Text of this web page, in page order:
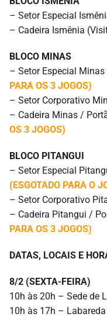
– Setor Especial
– Cadeira Ismênia
BLOCO MINAS
– Setor Especial
PARA OS 3 JOGOS)
– Setor Corporativo
– Cadeira Minas /
OS 3 JOGOS)
BLOCO PITANGUI
– Setor Especial
(ESGOTADO PARA O
– Setor Corporativo
– Cadeira Pitangui /
PARA OS 3 JOGOS)
DATAS, LOCAIS E
8/2 (SEXTA-FEIRA)
10h às 20h – Sede de
10h às 17h – Labareda